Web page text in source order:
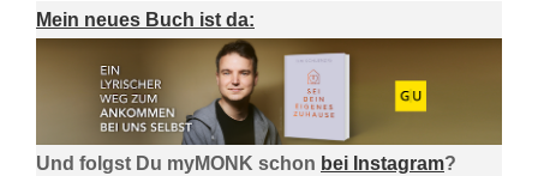
Mein neues Buch ist da:
Und folgst Du myMONK schon bei Instagram?